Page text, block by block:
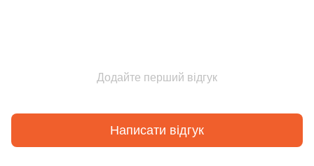
Додайте перший відгук
Написати відгук